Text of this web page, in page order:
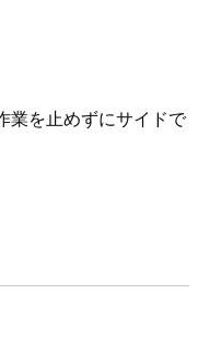
業を止めずにサイドで